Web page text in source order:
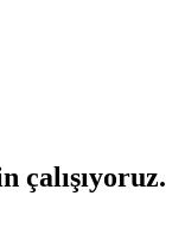
çalışıyoruz.